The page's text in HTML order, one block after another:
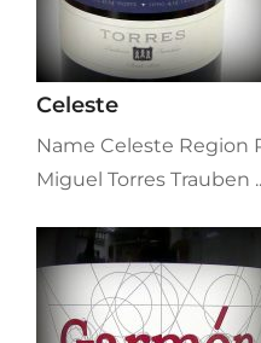
Celeste
Name Celeste Region
Miguel Torres Trauben